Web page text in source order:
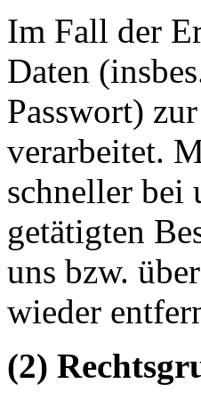
Im Fall der
Daten
Passwort)
verarbeitet.
schneller bei
getätigten
uns bzw.
wieder
(2)